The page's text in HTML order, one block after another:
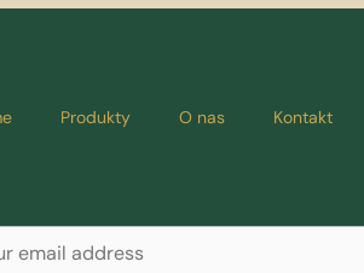
Produkty O nas Kontakt